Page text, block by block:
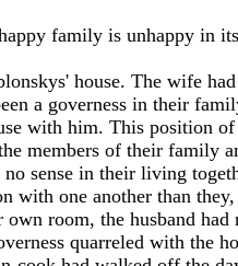
family is unhappy in
house. The wife
a governess in their
with him. This position
members of their family
sense in their living
with one another than
room, the husband
quarreled with the